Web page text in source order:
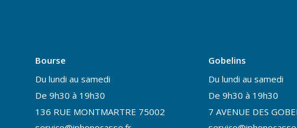
Bourse
Du lundi au samedi
De 9h30 à 19h30
136 RUE MONTMARTRE 75002
Gobelins
Du lundi au samedi
De 9h30 à 19h30
7 AVENUE DES